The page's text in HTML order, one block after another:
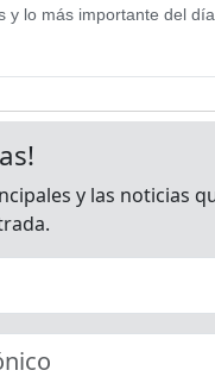
y lo más importante del día